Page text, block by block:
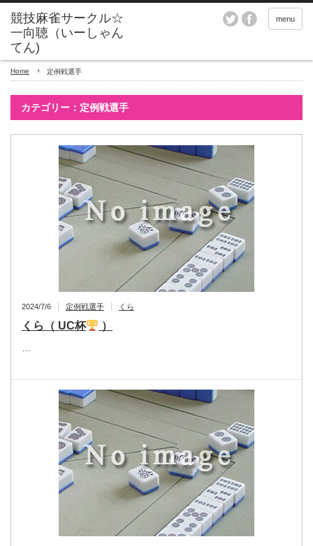
menu
Home 定例戦選手
カテゴリー：定例戦選手
2024/7/6 定例戦選手 くら
くら（ UC杯 ）
…